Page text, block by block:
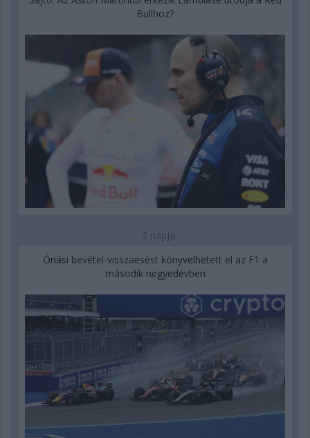
Bullhoz?
2 napja
Óriási bevétel-visszaesést könyvelhetett el az F1 a
második negyedévben